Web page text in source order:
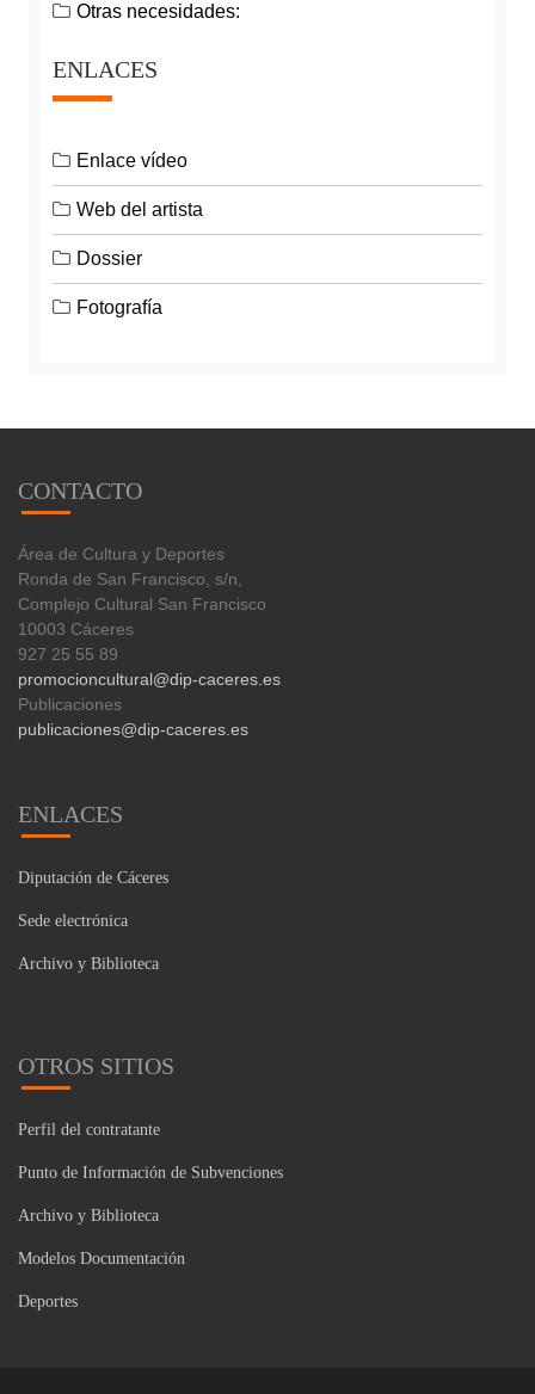
Otras necesidades:
ENLACES
Enlace vídeo
Web del artista
Dossier
Fotografía
CONTACTO
Área de Cultura y Deportes
Ronda de San Francisco, s/n,
Complejo Cultural San Francisco
10003 Cáceres
927 25 55 89
promocioncultural@dip-caceres.es
Publicaciones
publicaciones@dip-caceres.es
ENLACES
Diputación de Cáceres
Sede electrónica
Archivo y Biblioteca
OTROS SITIOS
Perfil del contratante
Punto de Información de Subvenciones
Archivo y Biblioteca
Modelos Documentación
Deportes